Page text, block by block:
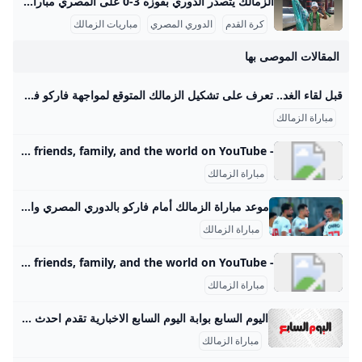
كرة القدم الدوري المصري مباريات الزمالك
المقالات الموصى بها
قبل لقاء الغد.. تعرف على تشكيل الزمالك المتوقع لمواجهة فاركو فى بطولة الدوري ومن المقرر أن تذاع أحداث مباراة الفريق الأول لكرة القدم بنادي الزمالك مع فاركو عبر قناة أون سبورت ، فى بطولة الدوري المصري. الإثنين 25/أغسطس/2025 - 01:00 م 8/25/2025 1:00:22 PM رياضة نورهان عاطف طباعة تقام مباراة الفريق الأول لكرة القدم بنادي الزمالك مع نظيره فريق فاركو، غداَ الثلاثاء، فى تمام الساعة التاسعة مساءً، ضمن منافسات بطولة الدوري المصري. القناة الناقلة لمباراة الزمالك وفاركو فى بطولة الدوري تحيا مصر، ومن المقرر أن تذاع أحداث مباراة الفريق الأول لكرة القدم بنادي الزمالك مع فاركو عبر قناة" أون سبورت"، فى بطولة الدوري المصري.
مباراة الزمالك
- YouTube Enjoy the videos and music you love, upload original content, and share it all with friends, family, and the world on YouTube.
مباراة الزمالك
موعد مباراة الزمالك أمام فاركو بالدوري المصري والقناة الناقلة - اليوم السابع يستأنف فريق الكرة بنادى الزمالك بقيادة البلجيكى يانيك فيريرا اليوم الاحد تدريباته استعداداً لمواجهة فاركو بعدما حصل اللاعبين على راحة أمس السبت من التدريبات بعد الفوز على مودرن سبورت موعد مباراة الزمالك أمام فاركو بالدوري المصري والقناة الناقلة الأحد، 24 أغسطس 2025 06:00 ص يخوض فريق الزمالك مباراة مهمة فى التاسعة مساء الثلاثاء المقبل مع فاركو باستاد السلام، فى الجولة الرابعة لمسابقة الدوري المصري. القناة الناقلة لمباراة الزمالك وفاركو بالدوري المصري تنقل قناة أون سبورت مباراة الزمالك وفاركو بالدوري المصري مع وجود استوديو تحليلى يضم كوكبة من نجوم الكرة المصرية.
مباراة الزمالك
- YouTube Enjoy the videos and music you love, upload original content, and share it all with friends, family, and the world on YouTube.
مباراة الزمالك
اليوم السابع بوابة اليوم السابع الاخبارية تقدم احدث واهم اخبار مصر على مدار اليوم كما نقدم اهم اخبار الرياضة والفن والاقتصاد والحوادث الرئيس السيسى يوجه بجذب الخطوط الملاحية العالمية لدعم التنمية الشاملة.. خطة متكاملة لتطوير الموانئ من جرجوب إلى أبو قير وبورسعيد وبرنيس.. وافتتاح مونوريل شرق النيل نوفمبر 2025 والقطار السريع يدخل الخدمة 2026 الإثنين، 25 أغسطس 2025 03:45 م الإثنين، 25 أغسطس 2025 03:45 م الأهلي فى مواجهة قوية أمام غزل المحلة فى الدوري اليوم.
مباراة الزمالك